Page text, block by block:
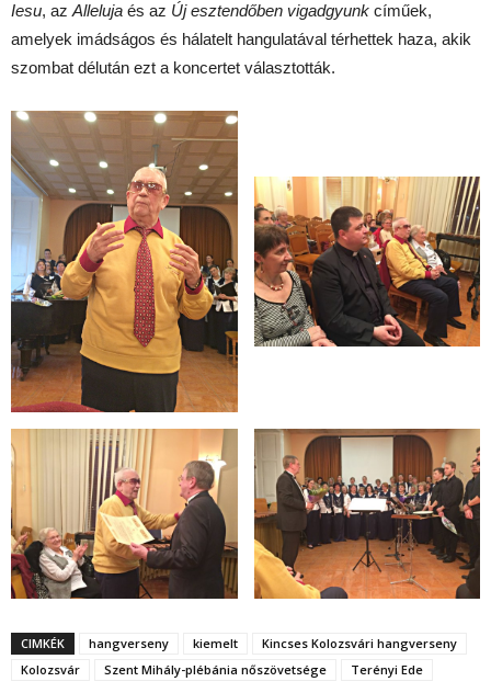
Iesu, az Alleluja és az Új esztendőben vigadgyunk címűek,
amelyek imádságos és hálatelt hangulatával térhettek haza, akik
szombat délután ezt a koncertet választották.
CIMKÉK hangverseny kiemelt
Kincses Kolozsvári hangverseny
Kolozsvár
Szent Mihály-plébánia nőszövetsége Terényi Ede